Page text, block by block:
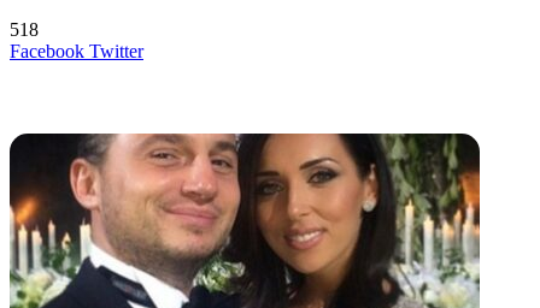
518
Facebook TwitterLinkedIn
Tumblr
Reddit
Вконтакте
Одноклассники
Skype
Messenger
Messenger
WhatsApp
Telegram
Viber
Line
Поделиться
Печатать